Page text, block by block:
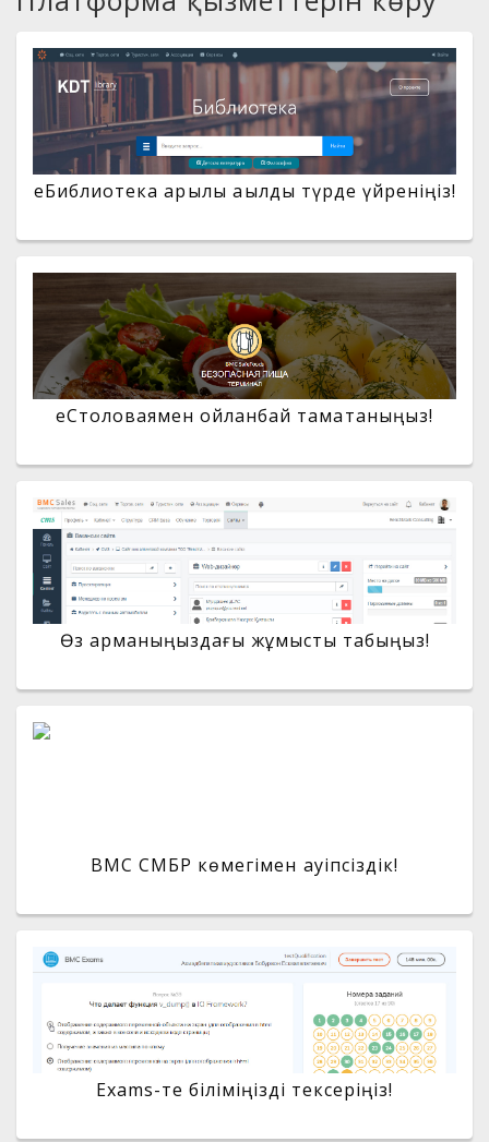
eБиблиотека арқылы ақылды түрде үйреніңіз!
еСтоловаямен ойланбай тамақтаныңыз!
Өз арманыңыздағы жұмысты табыңыз!
BMC СМБР көмегімен қауіпсіздік!
Exams-те біліміңізді тексеріңіз!